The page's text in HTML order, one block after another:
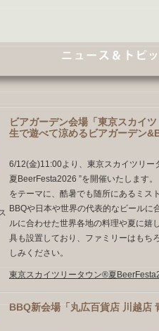
ビアガーデン会場「東京スカイ
生で遊べて涼めるビアガーデン
6/12(金)11:00より、東京スカイツリー
夏BeerFesta2026 ”を開催いたします
をテーマに、酷暑でも随所にあるミス
BBQや日本や世界の代表的なビール
ルに合わせた世界各地の料理や夏に嬉
具も設置しており、ファミリーはもち
しみください。
東京スカイツリータウン®夏
BBQ新会場「丸広百貨店 川越店